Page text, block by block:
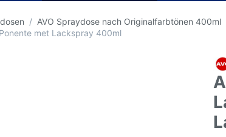
AVO Spraydose nach Originalfarbtönen 400ml
met Lackspray 400ml